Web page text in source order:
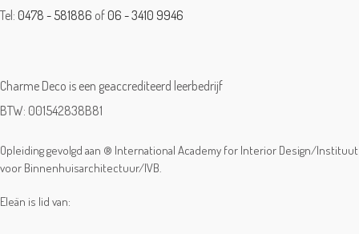
Tel: 0478 - 581886 of 06 - 3410 9946
Charme Deco is een geaccrediteerd leerbedrijf
BTW: 001542838B81
Opleiding gevolgd aan ® International Academy for Interior Design/Instituut
voor Binnenhuisarchitectuur/IVB.
Eleän is lid van: